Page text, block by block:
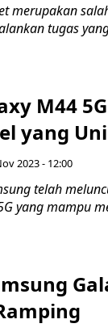
merupakan
tugas
M44
yang
2023 - 12:00
telah
yang mampu